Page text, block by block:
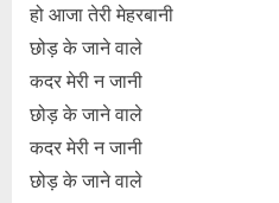
हो आजा तेरी मेहरबानी
छोड़ के जाने वाले
कदर मेरी न जानी
छोड़ के जाने वाले
कदर मेरी न जानी
छोड़ के जाने वाले